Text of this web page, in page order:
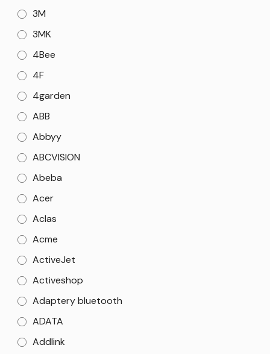
3M
3MK
4Bee
4F
4garden
ABB
Abbyy
ABCVISION
Abeba
Acer
Aclas
Acme
ActiveJet
Activeshop
Adaptery bluetooth
ADATA
Addlink